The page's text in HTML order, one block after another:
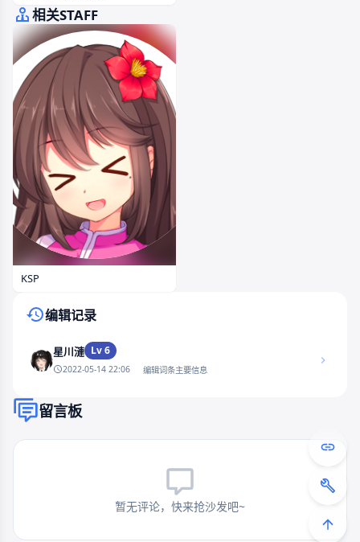
相关STAFF
KSP
留言板
暂无评论，快来抢沙发吧~
编辑记录
星川漣 Lv 6
2022-05-14 22:06 编辑词条主要信息